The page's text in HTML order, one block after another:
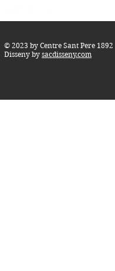
© 2023 by Centre Sant Pere 1892
Disseny by sacdisseny.com